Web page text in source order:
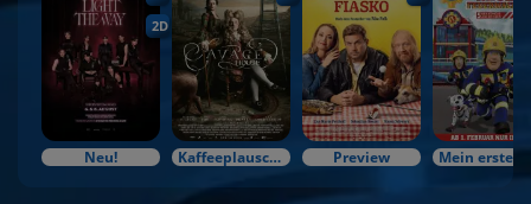
2D
Neu! Kaffeeplausch & Kinozauber Preview